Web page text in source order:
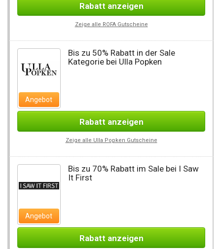
Rabatt anzeigen
Zeige alle ROFA Gutscheine
Angebot
Bis zu 50% Rabatt in der Sale
Kategorie bei Ulla Popken
Rabatt anzeigen
Zeige alle Ulla Popken Gutscheine
Angebot
Bis zu 70% Rabatt im Sale bei I Saw
It First
Rabatt anzeigen